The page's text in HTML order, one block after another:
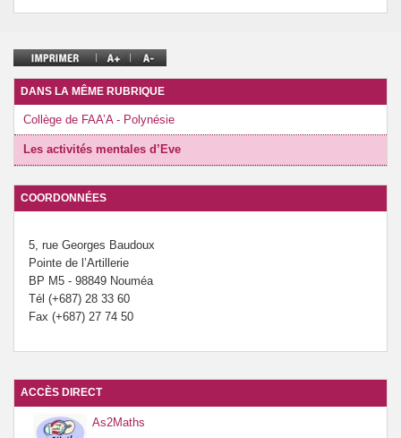
DANS LA MÊME RUBRIQUE
Collège de FAA’A - Polynésie
Les activités mentales d’Eve
COORDONNÉES
5, rue Georges Baudoux
Pointe de l’Artillerie
BP M5 - 98849 Nouméa
Tél (+687) 28 33 60
Fax (+687) 27 74 50
ACCÈS DIRECT
As2Maths